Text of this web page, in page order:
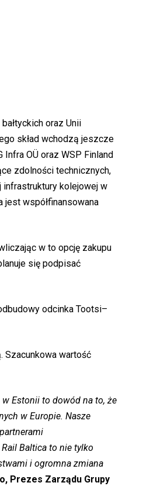
oraz Unii
skład wchodzą jeszcze
OÜ oraz WSP Finland
zdolności technicznych,
kolejowej w
współfinansowana
w to opcję zakupu
się podpisać
odcinka Tootsi–
Szacunkowa wartość
Estonii to dowód na to, że
w Europie. Nasze
Baltica to nie tylko
i ogromna zmiana
Prezes Zarządu Grupy